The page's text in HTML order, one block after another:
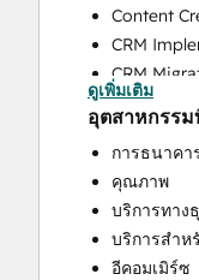
Content
CRM
CRM
Full
HubSpot
Sales and
Sales
Search
Website
ดูเพิ่มเติม
อุตสาหกรรม
การธนาคา
คุณภาพ
บริการทาง
บริการสำห
อีคอมเมิร์ซ